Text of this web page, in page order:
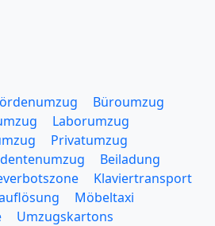
Büroumzug
Laborumzug
Privatumzug
Beiladung
Klaviertransport
Möbeltaxi
Umzugskartons